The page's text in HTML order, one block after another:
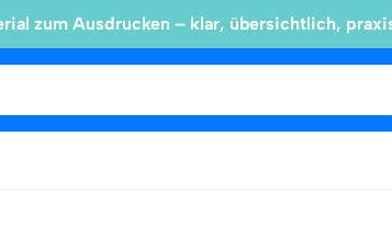
zum Ausdrucken – klar, übersichtlich,